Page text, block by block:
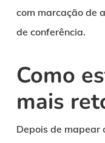
com marcação de
de conferência.
Como
mais
Depois de mapear